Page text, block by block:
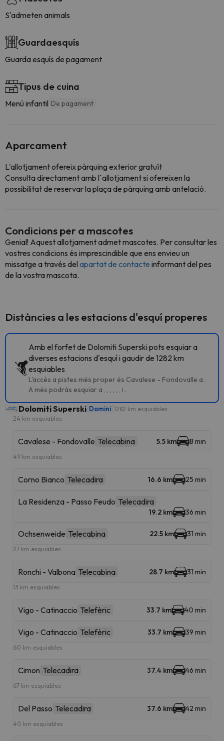
S'admeten animals
Guardaesquís
Guarda esquís de pagament
Tipus de cuina
Menú infantil De pagament
Aparcament
L'allotjament ofereix pàrquing exterior gratuït
Consulta directament amb l´allotjament si ofereixen la
possibilitat de reservar la plaça de pàrquing amb antelació.
Condicions per a mascotes
Genial! Aquest allotjament admet mascotes. Per consultar les
vostres condicions és imprescindible que ens envieu un
missatge a través del apartat de contacte informant del pes
de la vostra mascota.
Distàncies a les estacions d'esquí properes
Amb el forfet de Dolomiti Superski pots esquiar a
diverses estacions d'esquí i gaudir de 1282 km
esquiables
L'accés a pistes més proper és Cavalese - Fondovalle a .
A més podràs esquiar a , , , , , , i .
Dolomiti Superski Domini 1282 km esquiables
24 km esquiables
Cavalese - Fondovalle Telecabina 5.5 km 8 min
49 km esquiables
Corno Bianco Telecadira 16.6 km 25 min
La Residenza - Passo Feudo Telecadira
19.2 km 36 min
Ochsenweide Telecabina 22.5 km 31 min
27 km esquiables
Ronchi - Valbona Telecabina 28.7 km 31 min
13 km esquiables
Vigo - Catinaccio Telefèric 33.7 km 40 min
Vigo - Catinaccio Telefèric 33.7 km 39 min
60 km esquiables
Cimon Telecadira 37.4 km 46 min
67 km esquiables
Del Passo Telecadira 37.6 km 42 min
40 km esquiables